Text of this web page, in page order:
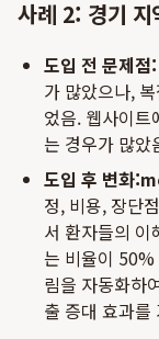
사례 2: 경기 지
도입 전 문제점:
가 많았으나,
었음. 웹사이트
는 경우가 많았
도입 후 변화:
정, 비용, 장단
서 환자들의 이
는 비율이
림을 자동화하
출 증대 효과를